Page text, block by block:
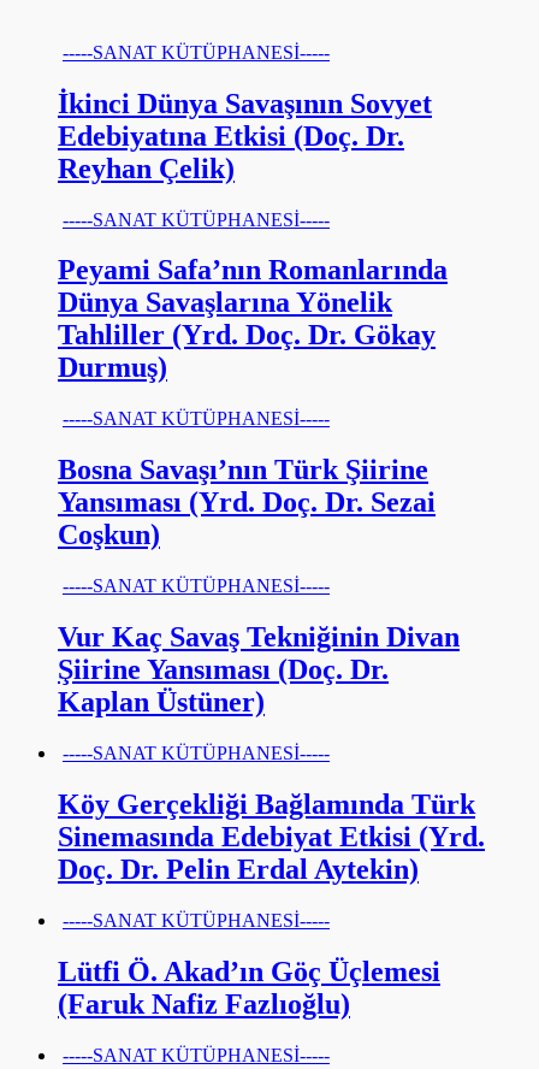
-----SANAT KÜTÜPHANESİ-----
İkinci Dünya Savaşının Sovyet
Edebiyatına Etkisi (Doç. Dr.
Reyhan Çelik)
-----SANAT KÜTÜPHANESİ-----
Peyami Safa’nın Romanlarında
Dünya Savaşlarına Yönelik
Tahliller (Yrd. Doç. Dr. Gökay
Durmuş)
-----SANAT KÜTÜPHANESİ-----
Bosna Savaşı’nın Türk Şiirine
Yansıması (Yrd. Doç. Dr. Sezai
Coşkun)
-----SANAT KÜTÜPHANESİ-----
Vur Kaç Savaş Tekniğinin Divan
Şiirine Yansıması (Doç. Dr.
Kaplan Üstüner)
-----SANAT KÜTÜPHANESİ-----
Köy Gerçekliği Bağlamında Türk
Sinemasında Edebiyat Etkisi (Yrd.
Doç. Dr. Pelin Erdal Aytekin)
-----SANAT KÜTÜPHANESİ-----
Lütfi Ö. Akad’ın Göç Üçlemesi
(Faruk Nafiz Fazlıoğlu)
-----SANAT KÜTÜPHANESİ-----